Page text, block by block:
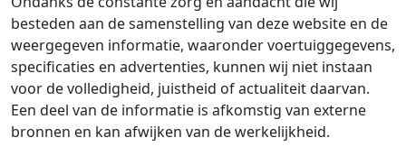
besteden aan de samenstelling van deze website en de
weergegeven informatie, waaronder voertuiggegevens,
specificaties en advertenties, kunnen wij niet instaan
voor de volledigheid, juistheid of actualiteit daarvan.
Een deel van de informatie is afkomstig van externe
bronnen en kan afwijken van de werkelijkheid.